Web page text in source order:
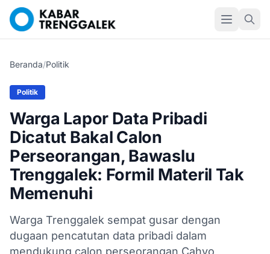
Beranda/Politik
Politik
Warga Lapor Data Pribadi
Dicatut Bakal Calon
Perseorangan, Bawaslu
Trenggalek: Formil Materil Tak
Memenuhi
Warga Trenggalek sempat gusar dengan
dugaan pencatutan data pribadi dalam
mendukung calon perseorangan Cahyo